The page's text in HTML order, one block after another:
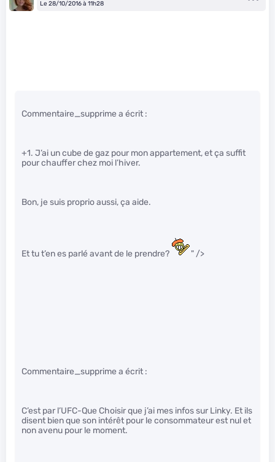
Le 28/10/2016 à 11h28
Commentaire_supprime a écrit :
+1. J’ai un cube de gaz pour mon appartement, et ça suffit
pour chauffer chez moi l’hiver.
Bon, je suis proprio aussi, ça aide.
Et tu t’en es parlé avant de le prendre? " />
Commentaire_supprime a écrit :
C’est par l’UFC-Que Choisir que j’ai mes infos sur Linky. Et ils
disent bien que son intérêt pour le consommateur est nul et
non avenu pour le moment.